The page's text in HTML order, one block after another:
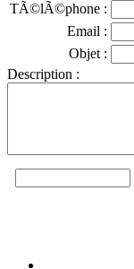
TÃ©lÃ©phone :
Email :
Objet :
Description :